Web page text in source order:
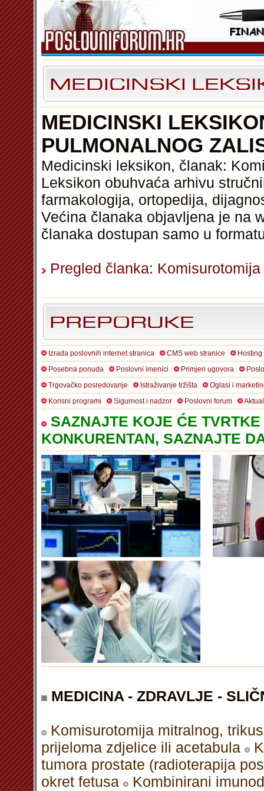
MEDICINSKI
PULMONALNOG
Medicinski leksikon, članak:
Leksikon obuhvaća arhivu
farmakologija, ortopedija,
Većina članaka objavljena je na
članaka dostupan samo u
Pregled članka:
Izrada poslovnih internet stranica CMS web stranice
Posebna ponuda
Poslovni imenici Primjeri ugovora
Trgovačko posredovanje
Istraživanje tržišta
Oglasi i
Korisni programi
Sigurnost i nadzor Poslovni forum
SAZNAJTE KOJE ĆE
KONKURENTAN, SAZNAJTE
MEDICINA - ZDRAVLJE -
Komisurotomija mitralnog,
prijeloma zdjelice ili acetabula
tumora prostate (radioterapija
okret fetusa
Kombinirani